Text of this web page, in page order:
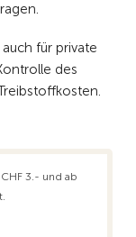
für private
des
3.- und ab